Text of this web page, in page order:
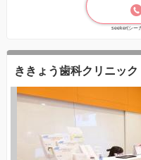
seeker(シー
ききょう歯科クリニック